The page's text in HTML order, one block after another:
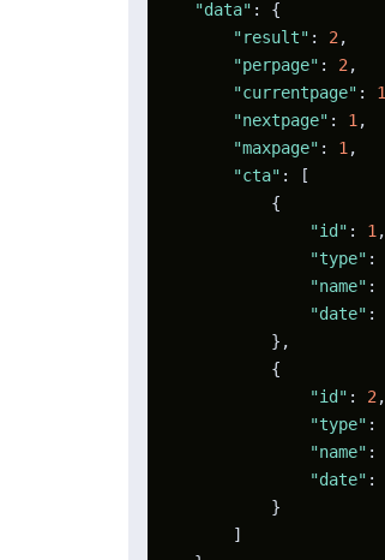
"data" :
{
"result" : 2,
"perpage" : 2,
"currentpage" : 1
"nextpage" : 1 ,
"maxpage" : 1 ,
"cta" :
[
{
"id" : 1 ,
"type" :
"name" :
"date" :
} ,
{
"id" : 2,
"type" :
"name" :
"date" :
}
]